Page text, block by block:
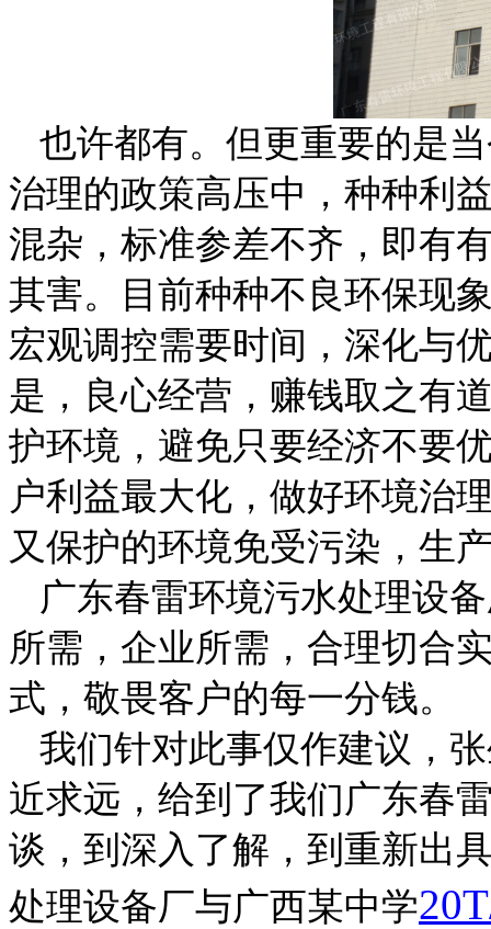
也许都有。但更重要的是
治理的政策高压中，种种利
混杂，标准参差不齐，即有
其害。目前种种不良环保现
宏观调控需要时间，深化与
是，良心经营，赚钱取之有
护环境，避免只要经济不要
户利益最大化，做好环境治
又保护的环境免受污染，生
广东春雷环境污水处理设
所需，企业所需，合理切合
式，敬畏客户的每一分钱。
我们针对此事仅作建议，
近求远，给到了我们广东春
谈，到深入了解，到重新出
处理设备厂与广西某中学